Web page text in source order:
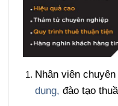
Nhân viên
dụng, đào tạo